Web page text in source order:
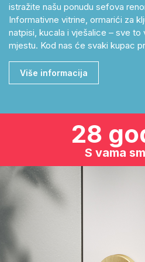
istražite našu ponudu sefova
Informativne vitrine, ormarići za
natpisi, kucala i vješalice – sve to
mjestu. Kod nas će svaki kupac
Više informacija
28
S vama